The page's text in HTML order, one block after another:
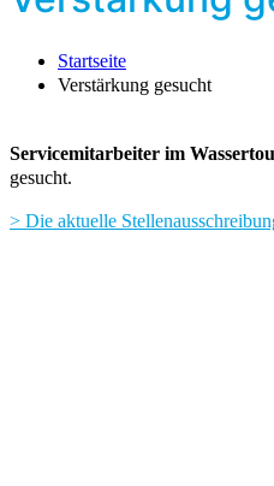
Startseite
Verstärkung gesucht
Servicemitarbeiter im
gesucht.
> Die aktuelle